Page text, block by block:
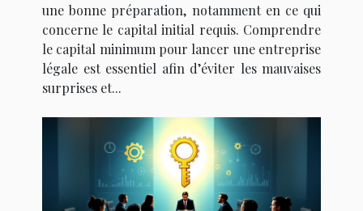
une bonne préparation, notamment en ce qui
concerne le capital initial requis. Comprendre
le capital minimum pour lancer une entreprise
légale est essentiel afin d’éviter les mauvaises
surprises et...